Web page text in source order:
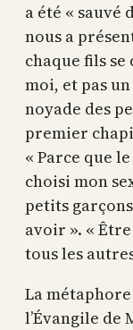
a été « sauvé
nous a
chaque fils se
moi, et pas
noyade des
premier
« Parce que
choisi mon
petits
avoir ». « Être
tous les
La
l’Évangile